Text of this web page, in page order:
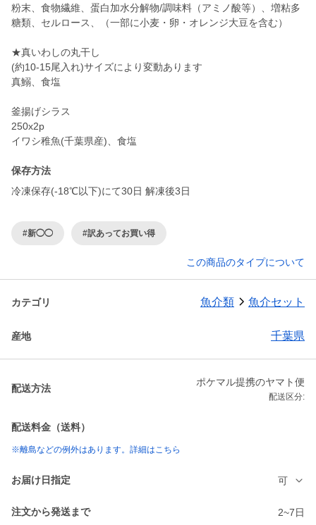
粉末、食物繊維、蛋白加水分解物/調味料（アミノ酸等）、増粘多
糖類、セルロース、（一部に小麦・卵・オレンジ大豆を含む）
★真いわしの丸干し
(約10-15尾入れ)サイズにより変動あります
真鰯、食塩
釜揚げシラス
250x2p
イワシ稚魚(千葉県産)、食塩
保存方法
冷凍保存(-18℃以下)にて30日 解凍後3日
#新◯◯ #訳あってお買い得
この商品のタイプについて
カテゴリ 魚介類 魚介セット
産地 千葉県
配送方法
ポケマル提携のヤマト便
配送区分:
配送料金（送料）
※離島などの例外はあります。詳細はこちら
お届け日指定 可
注文から発送まで 2~7日